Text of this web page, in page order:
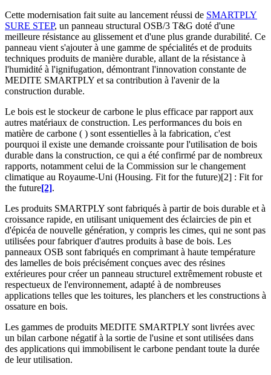
Cette modernisation fait suite au lancement réussi de SMARTPLY
SURE STEP, un panneau structural OSB/3 T&G doté d'une
meilleure résistance au glissement et d'une plus grande durabilité. Ce
panneau vient s'ajouter à une gamme de spécialités et de produits
techniques produits de manière durable, allant de la résistance à
l'humidité à l'ignifugation, démontrant l'innovation constante de
MEDITE SMARTPLY et sa contribution à l'avenir de la
construction durable.
Le bois est le stockeur de carbone le plus efficace par rapport aux
autres matériaux de construction. Les performances du bois en
matière de carbone ( ) sont essentielles à la fabrication, c'est
pourquoi il existe une demande croissante pour l'utilisation de bois
durable dans la construction, ce qui a été confirmé par de nombreux
rapports, notamment celui de la Commission sur le changement
climatique au Royaume-Uni (Housing. Fit for the future)[2] : Fit for
the future[2].
Les produits SMARTPLY sont fabriqués à partir de bois durable et à
croissance rapide, en utilisant uniquement des éclaircies de pin et
d'épicéa de nouvelle génération, y compris les cimes, qui ne sont pas
utilisées pour fabriquer d'autres produits à base de bois. Les
panneaux OSB sont fabriqués en comprimant à haute température
des lamelles de bois précisément conçues avec des résines
extérieures pour créer un panneau structurel extrêmement robuste et
respectueux de l'environnement, adapté à de nombreuses
applications telles que les toitures, les planchers et les constructions à
ossature en bois.
Les gammes de produits MEDITE SMARTPLY sont livrées avec
un bilan carbone négatif à la sortie de l'usine et sont utilisées dans
des applications qui immobilisent le carbone pendant toute la durée
de leur utilisation.